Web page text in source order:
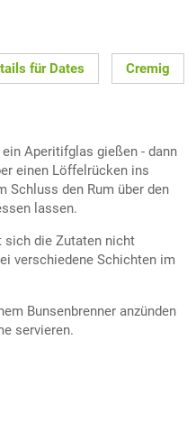
für Dates Cremig
Aperitifglas gießen - dann
einen Löffelrücken ins
Schluss den Rum über den
lassen.
sich die Zutaten nicht
verschiedene Schichten im
Bunsenbrenner anzünden
servieren.